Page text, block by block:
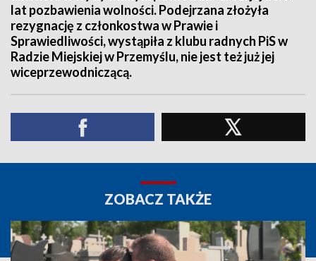
lat pozbawienia wolności. Podejrzana złożyła
rezygnację z członkostwa w Prawie i
Sprawiedliwości, wystąpiła z klubu radnych PiS w
Radzie Miejskiej w Przemyślu, nie jest też już jej
wiceprzewodniczącą.
ZOBACZ TAKŻE